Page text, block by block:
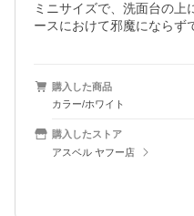
ミニサイズで、洗面台の上
ースにおけて邪魔にならず
購入した商品
カラー/ホワイト
購入したストア
アスベル ヤフー店